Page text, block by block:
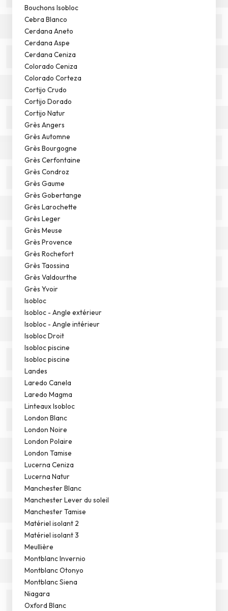
Bouchons Isobloc
Cebra Blanco
Cerdana Aneto
Cerdana Aspe
Cerdana Ceniza
Colorado Ceniza
Colorado Corteza
Cortijo Crudo
Cortijo Dorado
Cortijo Natur
Grès Angers
Grès Automne
Grès Bourgogne
Grès Cerfontaine
Grès Condroz
Grès Gaume
Grès Gobertange
Grès Larochette
Grès Leger
Grès Meuse
Grès Provence
Grès Rochefort
Grès Taossina
Grès Valdourthe
Grès Yvoir
Isobloc
Isobloc - Angle extérieur
Isobloc - Angle intérieur
Isobloc Droit
Isobloc piscine
Isobloc piscine
Landes
Laredo Canela
Laredo Magma
Linteaux Isobloc
London Blanc
London Noire
London Polaire
London Tamise
Lucerna Ceniza
Lucerna Natur
Manchester Blanc
Manchester Lever du soleil
Manchester Tamise
Matériel isolant 2
Matériel isolant 3
Meullière
Montblanc Invernio
Montblanc Otonyo
Montblanc Siena
Niagara
Oxford Blanc